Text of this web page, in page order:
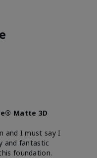
Matte 3D
and I must say I
and fantastic
foundation.